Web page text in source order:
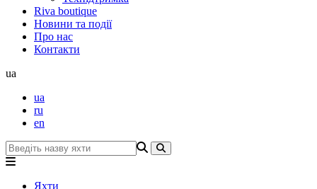
Riva boutique
Новини та події
Про нас
Контакти
ua
ua
ru
en
Яхти